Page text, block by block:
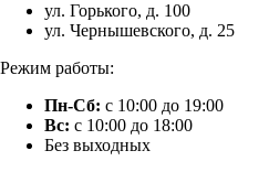
ул. Горького, д. 100
ул. Чернышевского, д. 25
Режим работы:
Пн-Сб: с 10:00 до 19:00
Вс: с 10:00 до 18:00
Без выходных